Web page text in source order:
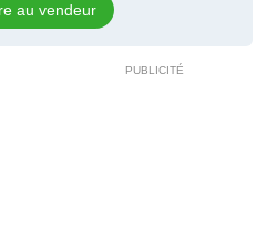
au vendeur